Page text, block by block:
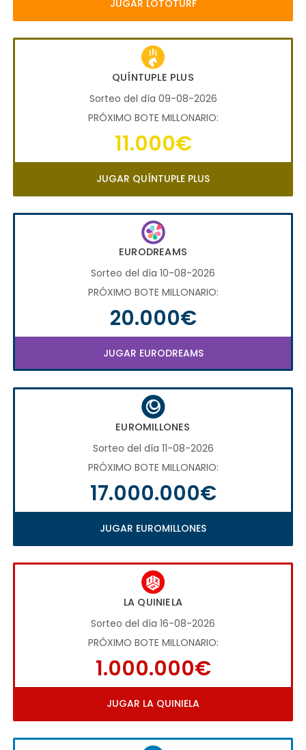
JUGAR LOTOTURF
QUÍNTUPLE PLUS
Sorteo del día 09-08-2026
PRÓXIMO BOTE MILLONARIO:
11.000€
JUGAR QUÍNTUPLE PLUS
EURODREAMS
Sorteo del día 10-08-2026
PRÓXIMO BOTE MILLONARIO:
20.000€
JUGAR EURODREAMS
EUROMILLONES
Sorteo del día 11-08-2026
PRÓXIMO BOTE MILLONARIO:
17.000.000€
JUGAR EUROMILLONES
LA QUINIELA
Sorteo del día 16-08-2026
PRÓXIMO BOTE MILLONARIO:
1.000.000€
JUGAR LA QUINIELA